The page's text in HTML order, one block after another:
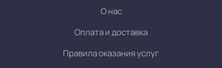
О нас
Оплата и доставка
Правила оказания услуг